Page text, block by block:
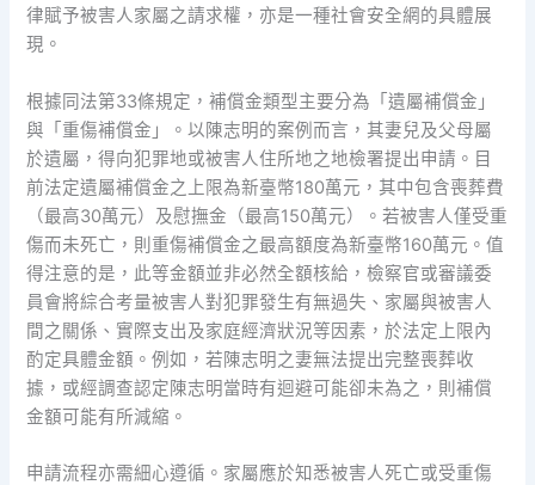
律賦予被害人家屬之請求權，亦是一種社會安全網的具體展
現。
根據同法第33條規定，補償金類型主要分為「遺屬補償金」
與「重傷補償金」。以陳志明的案例而言，其妻兒及父母屬
於遺屬，得向犯罪地或被害人住所地之地檢署提出申請。目
前法定遺屬補償金之上限為新臺幣180萬元，其中包含喪葬費
（最高30萬元）及慰撫金（最高150萬元）。若被害人僅受重
傷而未死亡，則重傷補償金之最高額度為新臺幣160萬元。值
得注意的是，此等金額並非必然全額核給，檢察官或審議委
員會將綜合考量被害人對犯罪發生有無過失、家屬與被害人
間之關係、實際支出及家庭經濟狀況等因素，於法定上限內
酌定具體金額。例如，若陳志明之妻無法提出完整喪葬收
據，或經調查認定陳志明當時有迴避可能卻未為之，則補償
金額可能有所減縮。
申請流程亦需細心遵循。家屬應於知悉被害人死亡或受重傷